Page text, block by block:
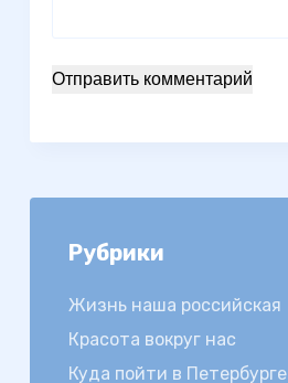
Отправить комментарий
Рубрики
Жизнь наша российская
Красота вокруг нас
Куда пойти в Петербурге